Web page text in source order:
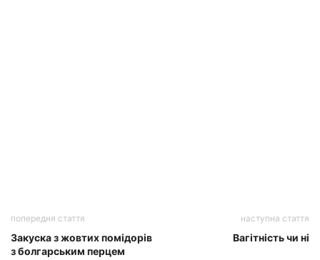
попередня стаття
Закуска з жовтих помідорів
з болгарським перцем
наступна стаття
Вагітність чи ні